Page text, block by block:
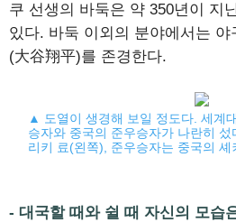
쿠 선생의 바둑은 약 350년이 지
있다. 바둑 이외의 분야에서는 야
(大谷翔平)를 존경한다.
▲ 도열이 생경해 보일 정도다. 세계
승자와 중국의 준우승자가 나란히
리키 료(왼쪽), 준우승자는 중국의 셰
- 대국할 때와 쉴 때 자신의 모습